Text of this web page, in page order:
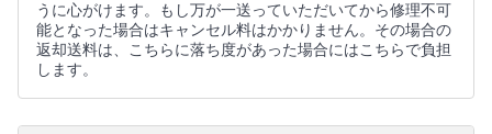
うに心がけます。もし万が一送っていただいてから修理不可
能となった場合はキャンセル料はかかりません。その場合の
返却送料は、こちらに落ち度があった場合にはこちらで負担
します。